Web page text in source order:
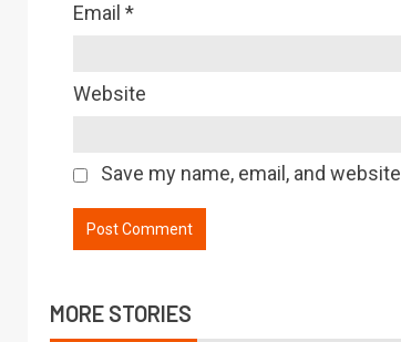
Email *
Website
Save my name, email, and
MORE STORIES